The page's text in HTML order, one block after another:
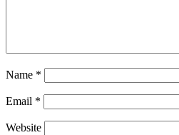
Name *
Email *
Website